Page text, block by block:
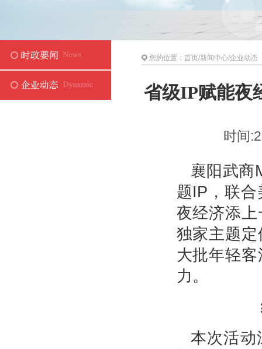
您的位置： 首页/新闻中心/企业动态
省级IP赋能夜
时间
襄阳武商
题IP，联
夜经济添
独家主题
大批年轻
力。
本次活动